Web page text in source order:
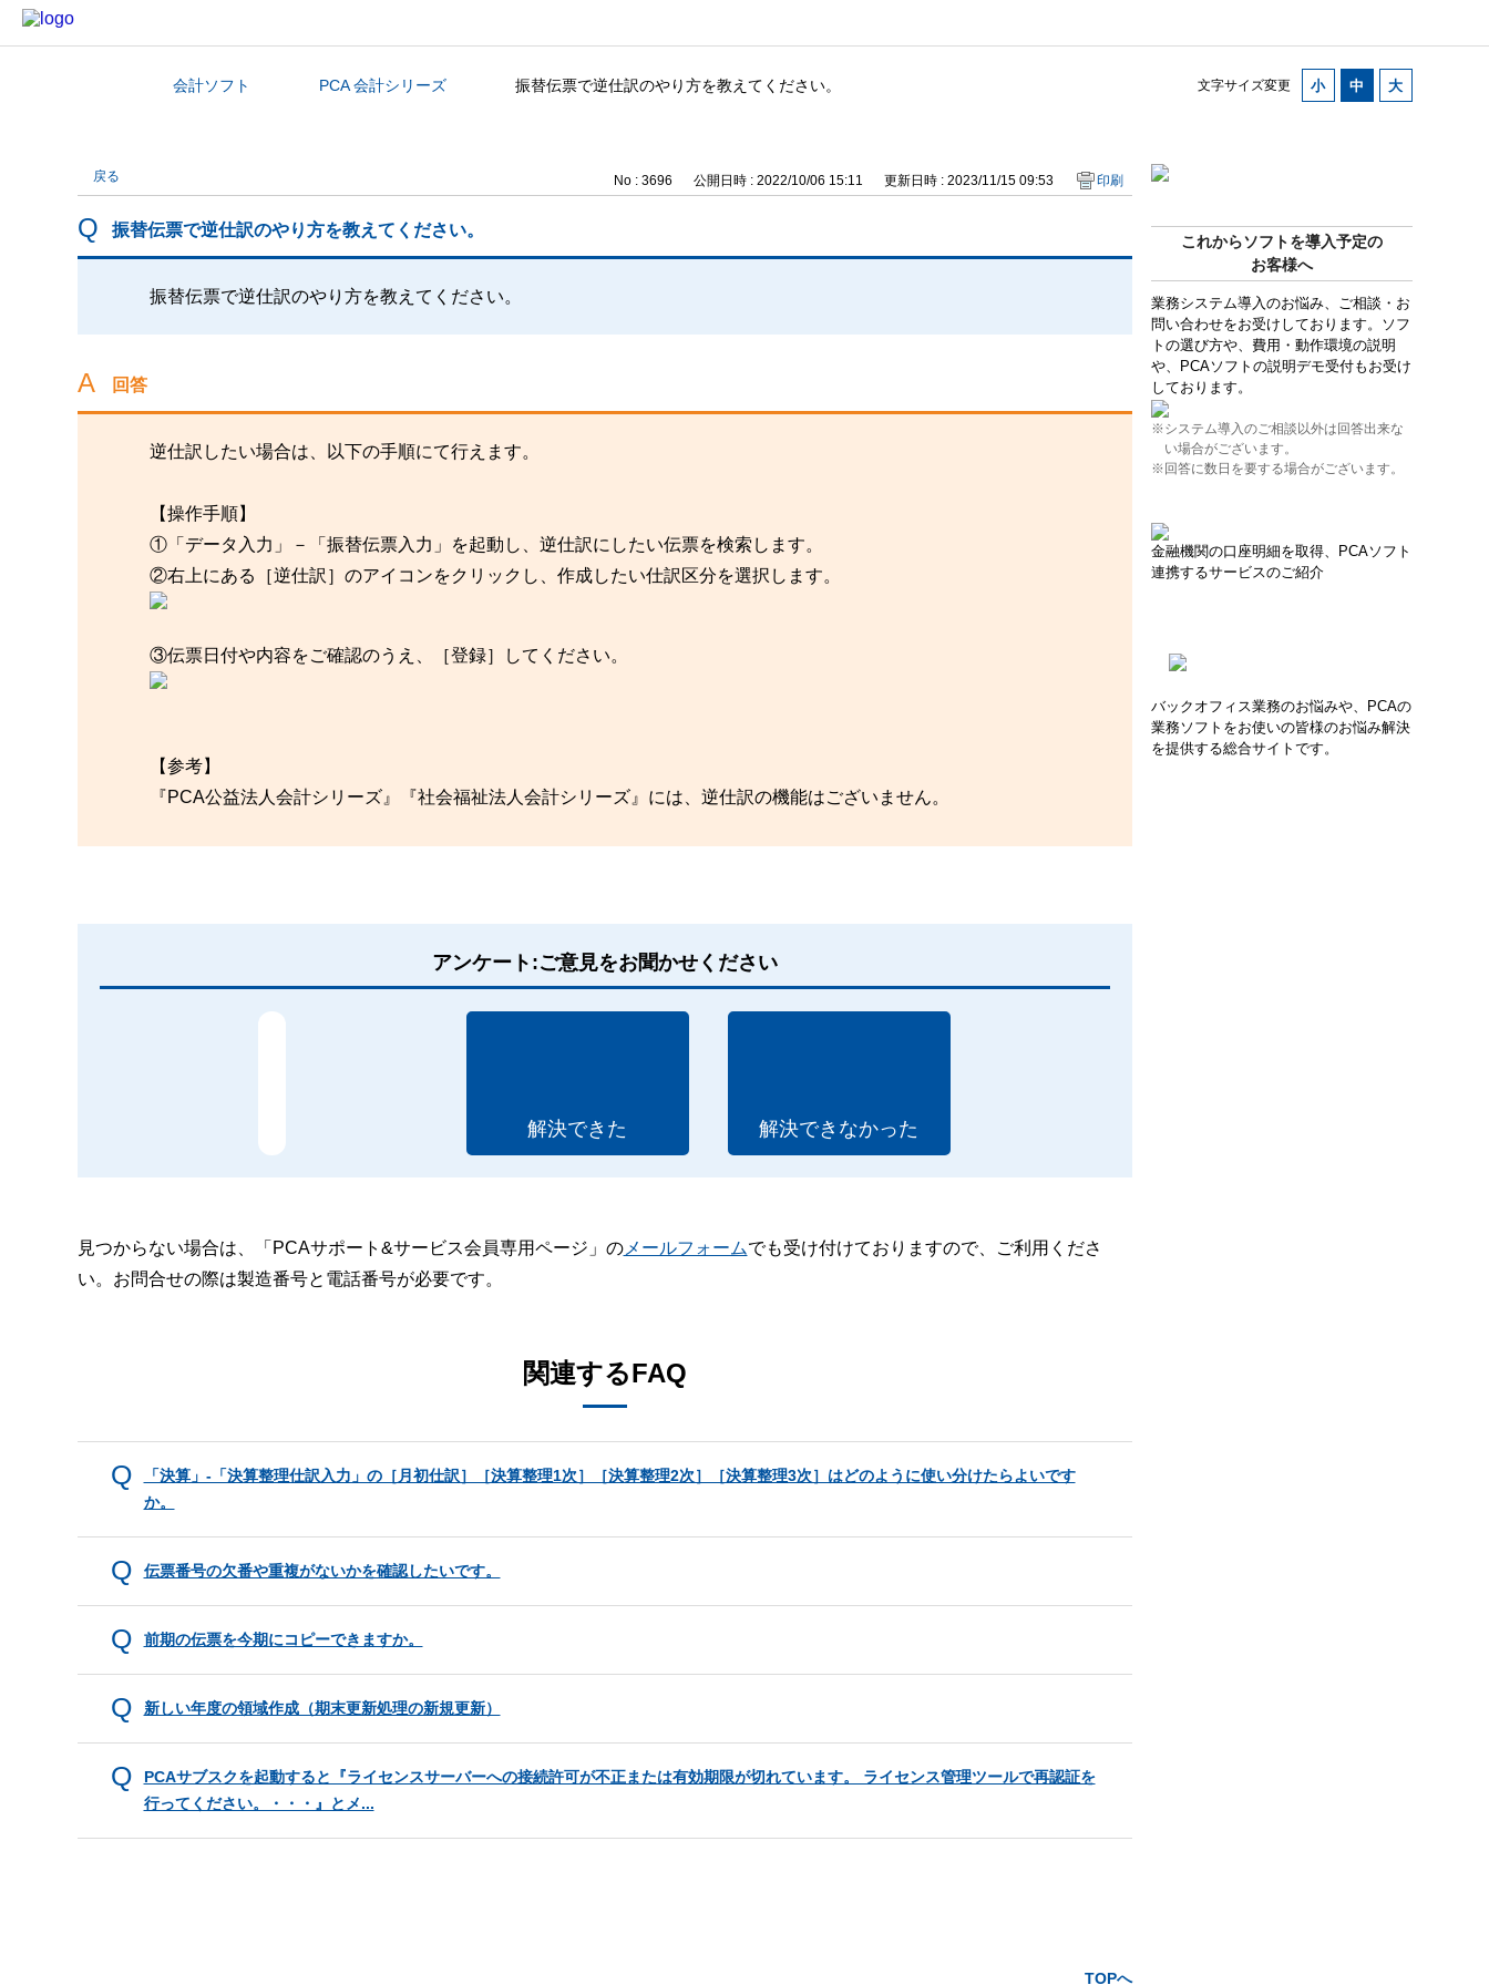
文字サイズ変更
カテゴリから探す
会計ソフト PCA 会計シリーズ 振替伝票で逆仕訳のやり方を教えてください。
これからソフトを導入予定の
お客様へ
業務システム導入のお悩み、ご相談・お
問い合わせをお受けしております。ソフ
トの選び方や、費用・動作環境の説明
や、PCAソフトの説明デモ受付もお受け
しております。
※システム導入のご相談以外は回答出来な
い場合がございます。
※回答に数日を要する場合がございます。
金融機関の口座明細を取得、PCAソフト
連携するサービスのご紹介
バックオフィス業務のお悩みや、PCAの
業務ソフトをお使いの皆様のお悩み解決
を提供する総合サイトです。
戻る No : 3696 公開日時 : 2022/10/06 15:11 更新日時 : 2023/11/15 09:53 印刷
振替伝票で逆仕訳のやり方を教えてください。
振替伝票で逆仕訳のやり方を教えてください。
回答
逆仕訳したい場合は、以下の手順にて行えます。
【操作手順】
①「データ入力」－「振替伝票入力」を起動し、逆仕訳にしたい伝票を検索します。
②右上にある［逆仕訳］のアイコンをクリックし、作成したい仕訳区分を選択します。
③伝票日付や内容をご確認のうえ、［登録］してください。
【参考】
『PCA公益法人会計シリーズ』『社会福祉法人会計シリーズ』には、逆仕訳の機能はございません。
アンケート:ご意見をお聞かせください
解決できた 解決できなかった
見つからない場合は、「PCAサポート&サービス会員専用ページ」のメールフォームでも受け付けておりますので、ご利用くださ
い。お問合せの際は製造番号と電話番号が必要です。
関連するFAQ
「決算」-「決算整理仕訳入力」の［月初仕訳］［決算整理1次］［決算整理2次］［決算整理3次］はどのように使い分けたらよいです
か。
伝票番号の欠番や重複がないかを確認したいです。
前期の伝票を今期にコピーできますか。
新しい年度の領域作成（期末更新処理の新規更新）
PCAサブスクを起動すると『ライセンスサーバーへの接続許可が不正または有効期限が切れています。 ライセンス管理ツールで再認証を
行ってください。・・・』とメ...
TOPへ